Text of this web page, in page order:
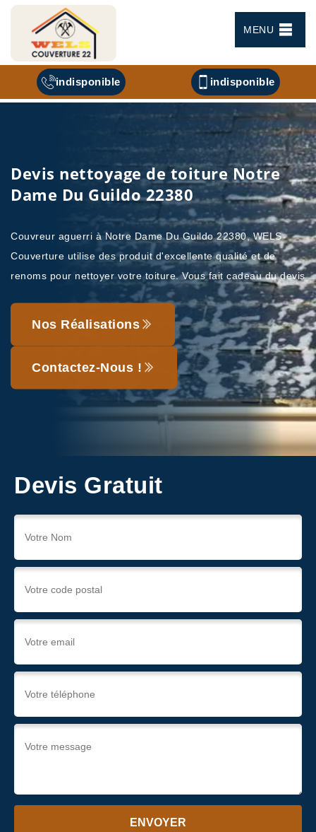
MENU
indisponible indisponible
Devis nettoyage de toiture Notre
Dame Du Guildo 22380
Couvreur aguerri à Notre Dame Du Guildo 22380, WELS
Couverture utilise des produit d'excellente qualité et de
renoms pour nettoyer votre toiture. Vous fait cadeau du devis
Nos Réalisations
Contactez-Nous !
Devis Gratuit